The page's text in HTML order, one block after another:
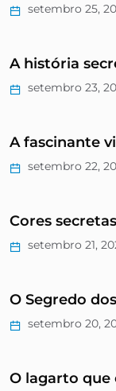
setembro 25,
A história
setembro 23,
A fascinante
setembro 22,
Cores
setembro 21,
O Segredo
setembro 20,
O lagarto que